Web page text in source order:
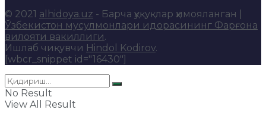
© 2021 alhidoya.uz - Барча ҳуқуқлар ҳимояланган |
Ўзбекистон мусулмонлари идорасининг Фарғона
вилояти вакиллиги.
Ишлаб чиқувчи Hindol Kodirov.
[wbcr_snippet id="16430"]
No Result
View All Result